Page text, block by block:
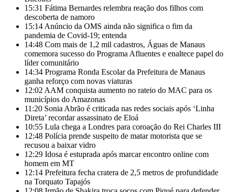
15:31 Fátima Bernardes relembra reação dos filhos com
descoberta de namoro
15:14 Anúncio da OMS ainda não significa o fim da
pandemia de Covid-19; entenda
14:48 Com mais de 1,2 mil cadastros, Águas de Manaus
comemora sucesso do Programa Afluentes e enaltece papel do
líder comunitário
14:34 Programa Ronda Escolar da Prefeitura de Manaus
ganha reforço com novas viaturas
12:02 AAM conquista aumento no rateio do MAC para os
municípios do Amazonas
11:20 Sonia Abrão é criticada nas redes sociais após ‘Linha
Direta’ recordar assassinato de Eloá
10:55 Lula chega a Londres para coroação do Rei Charles III
12:48 Polícia prende suspeito de matar motorista que se
recusou a baixar vidro
12:29 Idosa é estuprada após marcar encontro online com
homem em MT
12:14 Prefeitura fecha cratera de 2,5 metros de profundidade
na Torquato Tapajós